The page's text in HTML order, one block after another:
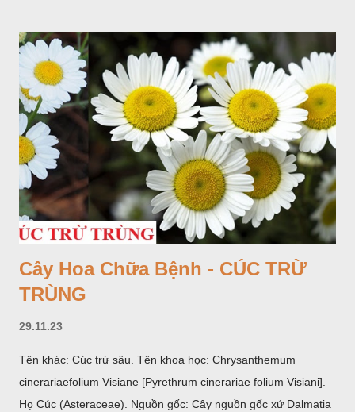
Cây Hoa Chữa Bệnh - CÚC TRỪ
TRÙNG
29.11.23
Tên khác: Cúc trừ sâu. Tên khoa học: Chrysanthemum
cinerariaefolium Visiane [Pyrethrum cinerariae folium Visiani].
Họ Cúc (Asteraceae). Nguồn gốc: Cây nguồn gốc xứ Dalmatia